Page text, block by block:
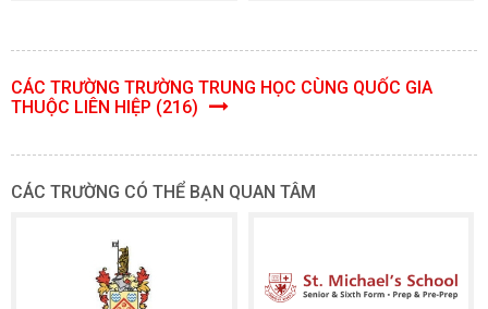
CÁC TRƯỜNG TRƯỜNG TRUNG HỌC CÙNG QUỐC GIA
THUỘC LIÊN HIỆP (216)
CÁC TRƯỜNG CÓ THỂ BẠN QUAN TÂM